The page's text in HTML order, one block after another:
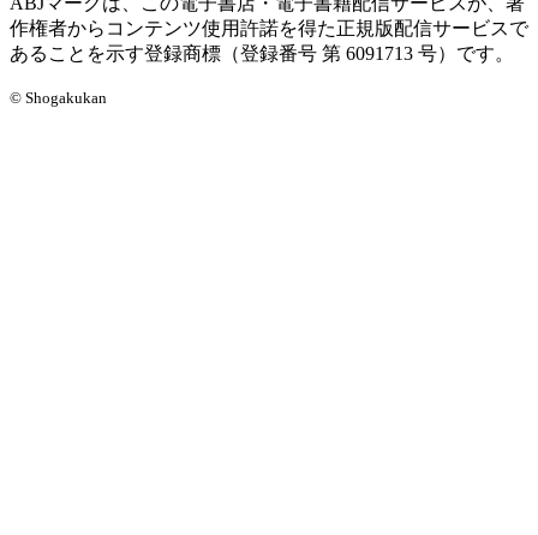
作権者からコンテンツ使用許諾を得た正規版配信サービスで
あることを示す登録商標（登録番号 第 6091713 号）です。
© Shogakukan